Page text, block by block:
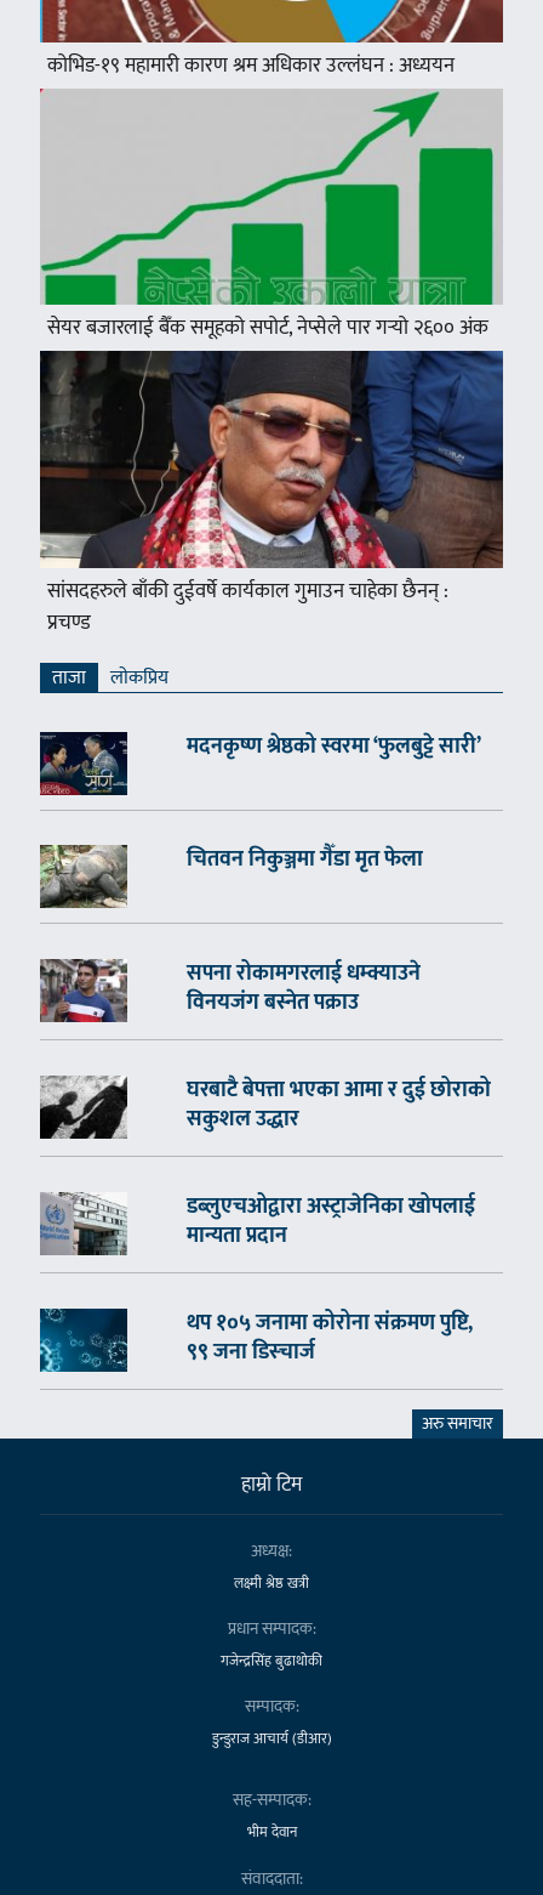
कोभिड-१९ महामारी कारण श्रम अधिकार उल्लंघन : अध्ययन
सेयर बजारलाई बैँक समूहको सपोर्ट, नेप्सेले पार गर्‍यो २६०० अंक
सांसदहरुले बाँकी दुईवर्षे कार्यकाल गुमाउन चाहेका छैनन् :
प्रचण्ड
ताजा लाेकप्रिय
मदनकृष्ण श्रेष्ठको स्वरमा ‘फुलबुट्टे सारी’
चितवन निकुञ्जमा गैँडा मृत फेला
सपना रोकामगरलाई धम्क्याउने
विनयजंग बस्नेत पक्राउ
घरबाटै बेपत्ता भएका आमा र दुई छोराको
सकुशल उद्धार
डब्लुएचओद्वारा अस्ट्राजेनिका खोपलाई
मान्यता प्रदान
थप १०५ जनामा कोरोना संक्रमण पुष्टि,
९९ जना डिस्चार्ज
अरु समाचार
हाम्राे टिम
अध्यक्ष:
लक्ष्मी श्रेष्ठ खत्री
प्रधान सम्पादक:
गजेन्द्रसिंह बुढाथोकी
सम्पादक:
डुन्डुराज आचार्य (डीआर)
सह-सम्पादक:
भीम देवान
संवाददाता: